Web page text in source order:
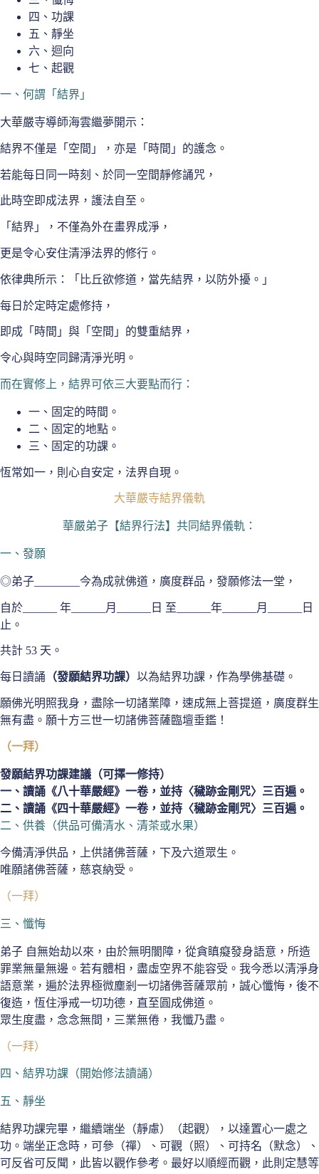
四、功課
五、靜坐
六、迴向
七、起觀
一、何謂「結界」
大華嚴寺導師海雲繼夢開示：
結界不僅是「空間」，亦是「時間」的護念。
若能每日同一時刻、於同一空間靜修誦咒，
此時空即成法界，護法自至。
「結界」，不僅為外在畫界成淨，
更是令心安住清淨法界的修行。
依律典所示：「比丘欲修道，當先結界，以防外擾。」
每日於定時定處修持，
即成「時間」與「空間」的雙重結界，
令心與時空同歸清淨光明。
而在實修上，結界可依三大要點而行：
一、固定的時間。
二、固定的地點。
三、固定的功課。
恆常如一，則心自安定，法界自現。
大華嚴寺結界儀軌
華嚴弟子【結界行法】共同結界儀軌：
一、發願
◎弟子________今為成就佛道，廣度群品，發願修法一堂，
自於______ 年______月______日 至______年______月______日
止。
共計 53 天。
每日讀誦 （發願結界功課） 以為結界功課，作為學佛基礎。
願佛光明照我身，盡除一切諸業障，速成無上菩提道，廣度群生
無有盡。願十方三世一切諸佛菩薩臨壇垂鑑！
（一拜）
發願結界功課建議（可擇一修持）
一、讀誦《八十華嚴經》一卷，並持〈穢跡金剛咒〉三百遍。
二、讀誦《四十華嚴經》一卷，並持〈穢跡金剛咒〉三百遍。
二、供養（供品可備清水、清茶或水果）
今備清淨供品，上供諸佛菩薩，下及六道眾生。
唯願諸佛菩薩，慈哀納受。
（一拜）
三、懺悔
弟子 自無始劫以來，由於無明闇障，從貪瞋癡發身語意，所造
罪業無量無邊。若有體相，盡虛空界不能容受。我今悉以清淨身
語意業，遍於法界極微塵剎一切諸佛菩薩眾前，誠心懺悔，後不
復造，恆住淨戒一切功德，直至圓成佛道。
眾生度盡，念念無間，三業無倦，我懺乃盡。
（一拜）
四、結界功課（開始修法讀誦）
五、靜坐
結界功課完畢，繼續端坐（靜慮）（起觀），以達置心一處之
功。端坐正念時，可參（禪）、可觀（照）、可持名（默念）、
可反省可反聞，此皆以觀作參考。最好以順經而觀，此則定慧等